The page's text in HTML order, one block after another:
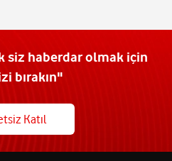
siz haberdar olmak için
bırakın"
Katıl